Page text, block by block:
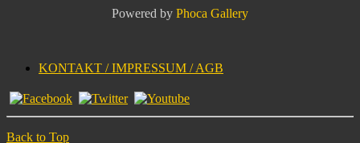
Powered by Phoca Gallery
KONTAKT / IMPRESSUM / AGB
Back to Top